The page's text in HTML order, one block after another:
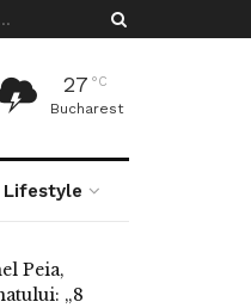
27 °C
Bucharest
Lifestyle
Peia,
„8